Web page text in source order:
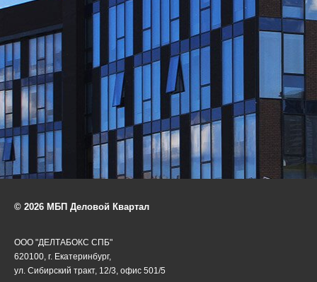
© 2026 МБП Деловой Квартал
ООО "ДЕЛТАБОКС СПБ"
620100, г. Екатеринбург,
ул. Сибирский тракт, 12/3, офис 501/5